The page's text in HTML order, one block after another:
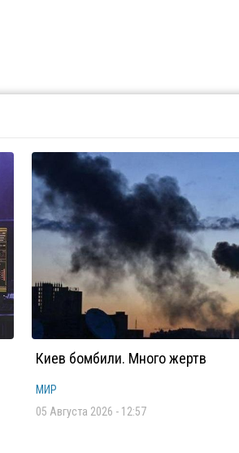
Киев бомбили. Много жертв
МИР
05 Августа 2026 - 12:57